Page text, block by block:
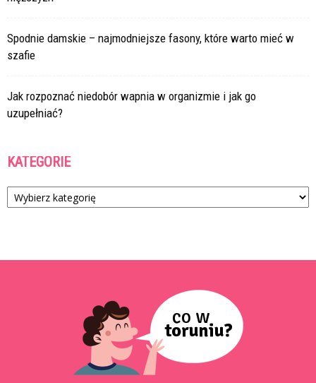
Spodnie damskie – najmodniejsze fasony, które warto mieć w
szafie
Jak rozpoznać niedobór wapnia w organizmie i jak go
uzupełniać?
KATEGORIE
Kategorie